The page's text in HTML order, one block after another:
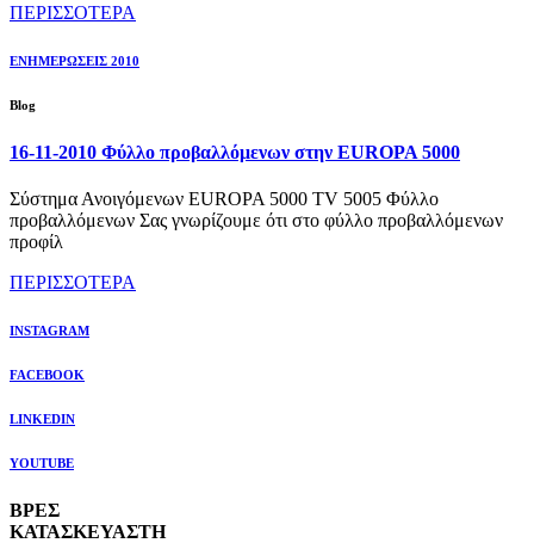
ΠΕΡΙΣΣΟΤΕΡΑ
ΕΝΗΜΕΡΩΣΕΙΣ 2010
Blog
16-11-2010 Φύλλο προβαλλόμενων στην EUROPA 5000
Σύστημα Ανοιγόμενων EUROPA 5000 TV 5005 Φύλλο
προβαλλόμενων Σας γνωρίζουμε ότι στο φύλλο προβαλλόμενων
προφίλ
ΠΕΡΙΣΣΟΤΕΡΑ
INSTAGRAM
FACEBOOK
LINKEDIN
YOUTUBE
ΒΡΕΣ
ΚΑΤΑΣΚΕΥΑΣΤΗ